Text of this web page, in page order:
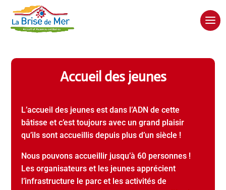
Accueil des jeunes
L’accueil des jeunes est dans l’ADN de cette
bâtisse et c’est toujours avec un grand plaisir
qu’ils sont accueillis depuis plus d’un siècle !
Nous pouvons accueillir jusqu’à 60 personnes !
Les organisateurs et les jeunes apprécient
l’infrastructure le parc et les activités de